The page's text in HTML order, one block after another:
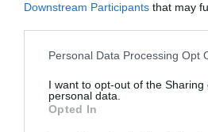
Downstream Participants that may
Personal Data Processing Opt
I want to opt-out of the Sharing
personal data.
Opted In
RELACIONADAS